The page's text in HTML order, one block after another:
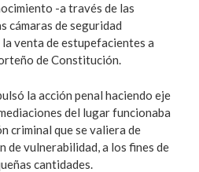
-a través de las
cámaras de seguridad
venta de estupefacientes a
de Constitución.
la acción penal haciendo eje
del lugar funcionaba
criminal que se valiera de
de vulnerabilidad, a los fines de
cantidades.